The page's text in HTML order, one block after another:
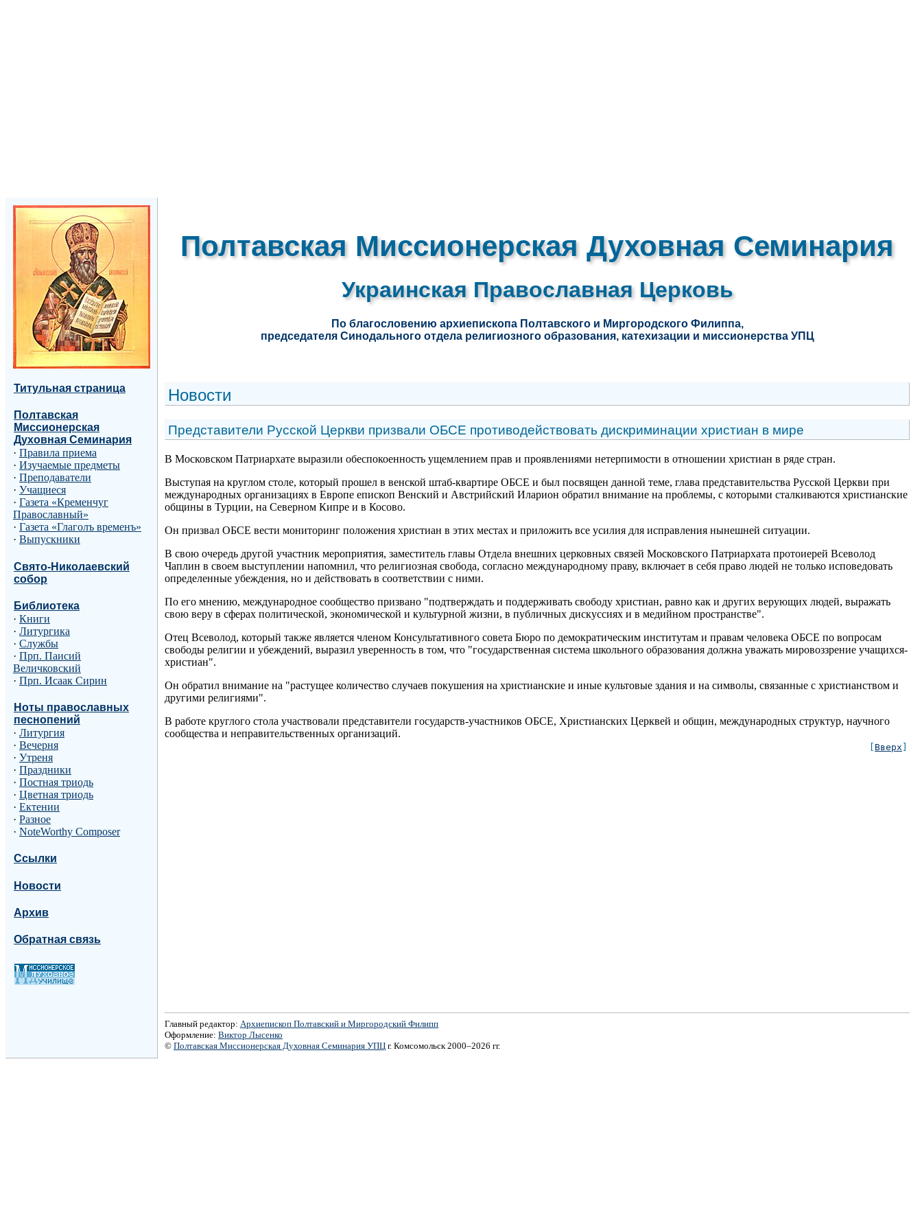
Полтавская Миссионерская Духовная Семинария
Украинская Православная Церковь
По благословению архиепископа Полтавского и Миргородского Филиппа,
председателя Синодального отдела религиозного образования, катехизации и миссионерства УПЦ
Титульная страница
Полтавская
Миссионерская
Духовная Семинария
· Правила приема
· Изучаемые предметы
· Преподаватели
· Учащиеся
· Газета «Кременчуг
Православный»
· Газета «Глаголъ временъ»
· Выпускники
Свято-Николаевский
собор
Библиотека
· Книги
· Литургика
· Службы
· Прп. Паисий
Величковский
· Прп. Исаак Сирин
Ноты православных
песнопений
· Литургия
· Вечерня
· Утреня
· Праздники
· Постная триодь
· Цветная триодь
· Ектении
· Разное
· NoteWorthy Composer
Ссылки
Новости
Архив
Обратная связь
Новости
Представители Русской Церкви призвали ОБСЕ противодействовать дискриминации христиан в мире
В Московском Патриархате выразили обеспокоенность ущемлением прав и проявлениями нетерпимости в отношении христиан в ряде стран.
Выступая на круглом столе, который прошел в венской штаб-квартире ОБСЕ и был посвящен данной теме, глава представительства Русской Церкви при
международных организациях в Европе епископ Венский и Австрийский Иларион обратил внимание на проблемы, с которыми сталкиваются христианские
общины в Турции, на Северном Кипре и в Косово.
Он призвал ОБСЕ вести мониторинг положения христиан в этих местах и приложить все усилия для исправления нынешней ситуации.
В свою очередь другой участник мероприятия, заместитель главы Отдела внешних церковных связей Московского Патриархата протоиерей Всеволод
Чаплин в своем выступлении напомнил, что религиозная свобода, согласно международному праву, включает в себя право людей не только исповедовать
определенные убеждения, но и действовать в соответствии с ними.
По его мнению, международное сообщество призвано "подтверждать и поддерживать свободу христиан, равно как и других верующих людей, выражать
свою веру в сферах политической, экономической и культурной жизни, в публичных дискуссиях и в медийном пространстве".
Отец Всеволод, который также является членом Консультативного совета Бюро по демократическим институтам и правам человека ОБСЕ по вопросам
свободы религии и убеждений, выразил уверенность в том, что "государственная система школьного образования должна уважать мировоззрение учащихся-
христиан".
Он обратил внимание на "растущее количество случаев покушения на христианские и иные культовые здания и на символы, связанные с христианством и
другими религиями".
В работе круглого стола участвовали представители государств-участников ОБСЕ, Христианских Церквей и общин, международных структур, научного
сообщества и неправительственных организаций.
[ Вверх ]
Главный редактор: Архиепископ Полтавский и Миргородский Филипп
Оформление: Виктор Лысенко
© Полтавская Миссионерская Духовная Семинария УПЦ г. Комсомольск 2000–2026 гг.